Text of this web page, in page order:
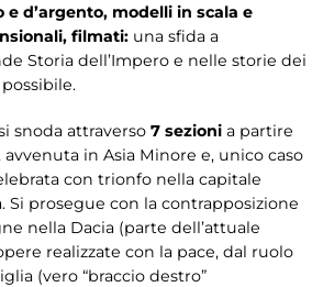
e d’argento, modelli in scala e
filmati: una sfida a
Storia dell’Impero e nelle storie dei
snoda attraverso 7 sezioni a partire
in Asia Minore e, unico caso
con trionfo nella capitale
Si prosegue con la contrapposizione
nella Dacia (parte dell’attuale
realizzate con la pace, dal ruolo
(vero “braccio destro”